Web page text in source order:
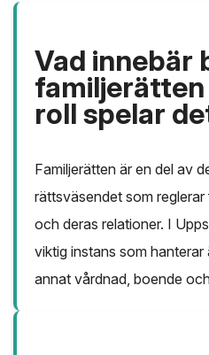
Vad innebär
roll spelar
Familjerätten är en del av
rättsväsendet som
och deras relationer. I
viktig instans som
annat vårdnad, boende